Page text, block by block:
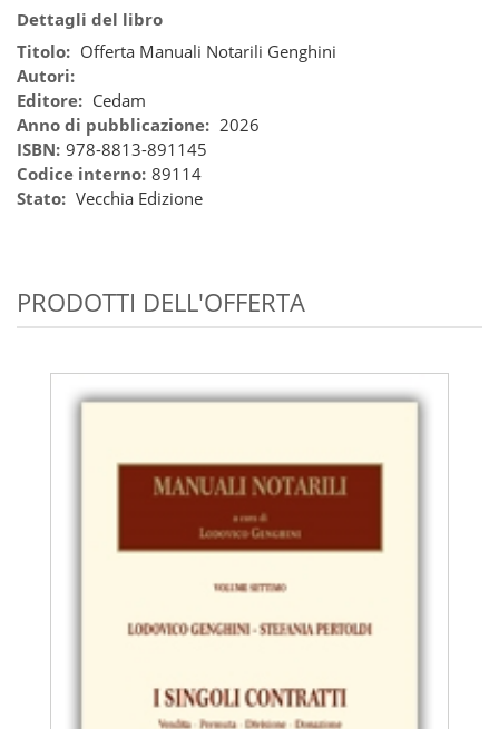
Dettagli del libro
Titolo: Offerta Manuali Notarili Genghini
Autori:
Editore: Cedam
Anno di pubblicazione: 2026
ISBN: 978-8813-891145
Codice interno: 89114
Stato: Vecchia Edizione
PRODOTTI DELL'OFFERTA